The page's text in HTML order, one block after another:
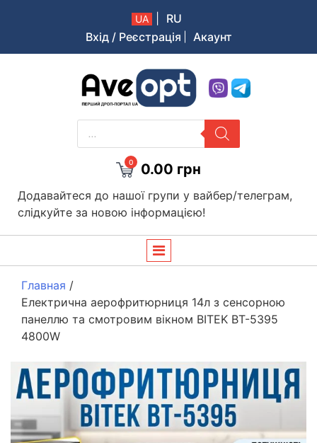
UA
RU
Вхід / Реєстрація
Акаунт
Aveopt – оптова дропшипінг платформа в Україні
PRODUCTS
SEARCH
0 0.00 грн
Додавайтеся до нашої групи у вайбер/телеграм,
слідкуйте за новою інформацією!
Главная /
Електрична аерофритюрниця 14л з сенсорною
панеллю та смотровим вікном BITEK BT-5395
4800W